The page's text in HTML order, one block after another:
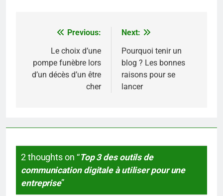
Navigation
l’article
Previous:
Le choix d’une
pompe funèbre lors
d’un décès d’un être
cher
Next:
Pourquoi tenir un
blog ? Les bonnes
raisons pour se
lancer
2 thoughts on “Top 3 des outils de
communication digitale à utiliser pour une
entreprise”